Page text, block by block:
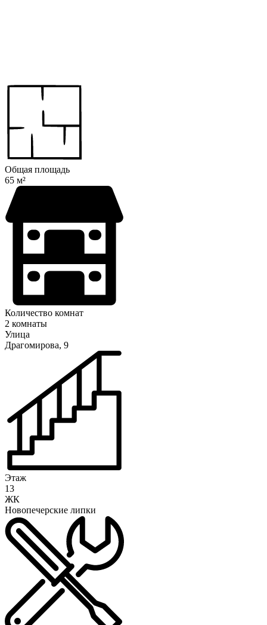
Общая площадь
65 м²
Количество комнат
2 комнаты
Улица
Драгомирова, 9
Этаж
13
ЖК
Новопечерские липки